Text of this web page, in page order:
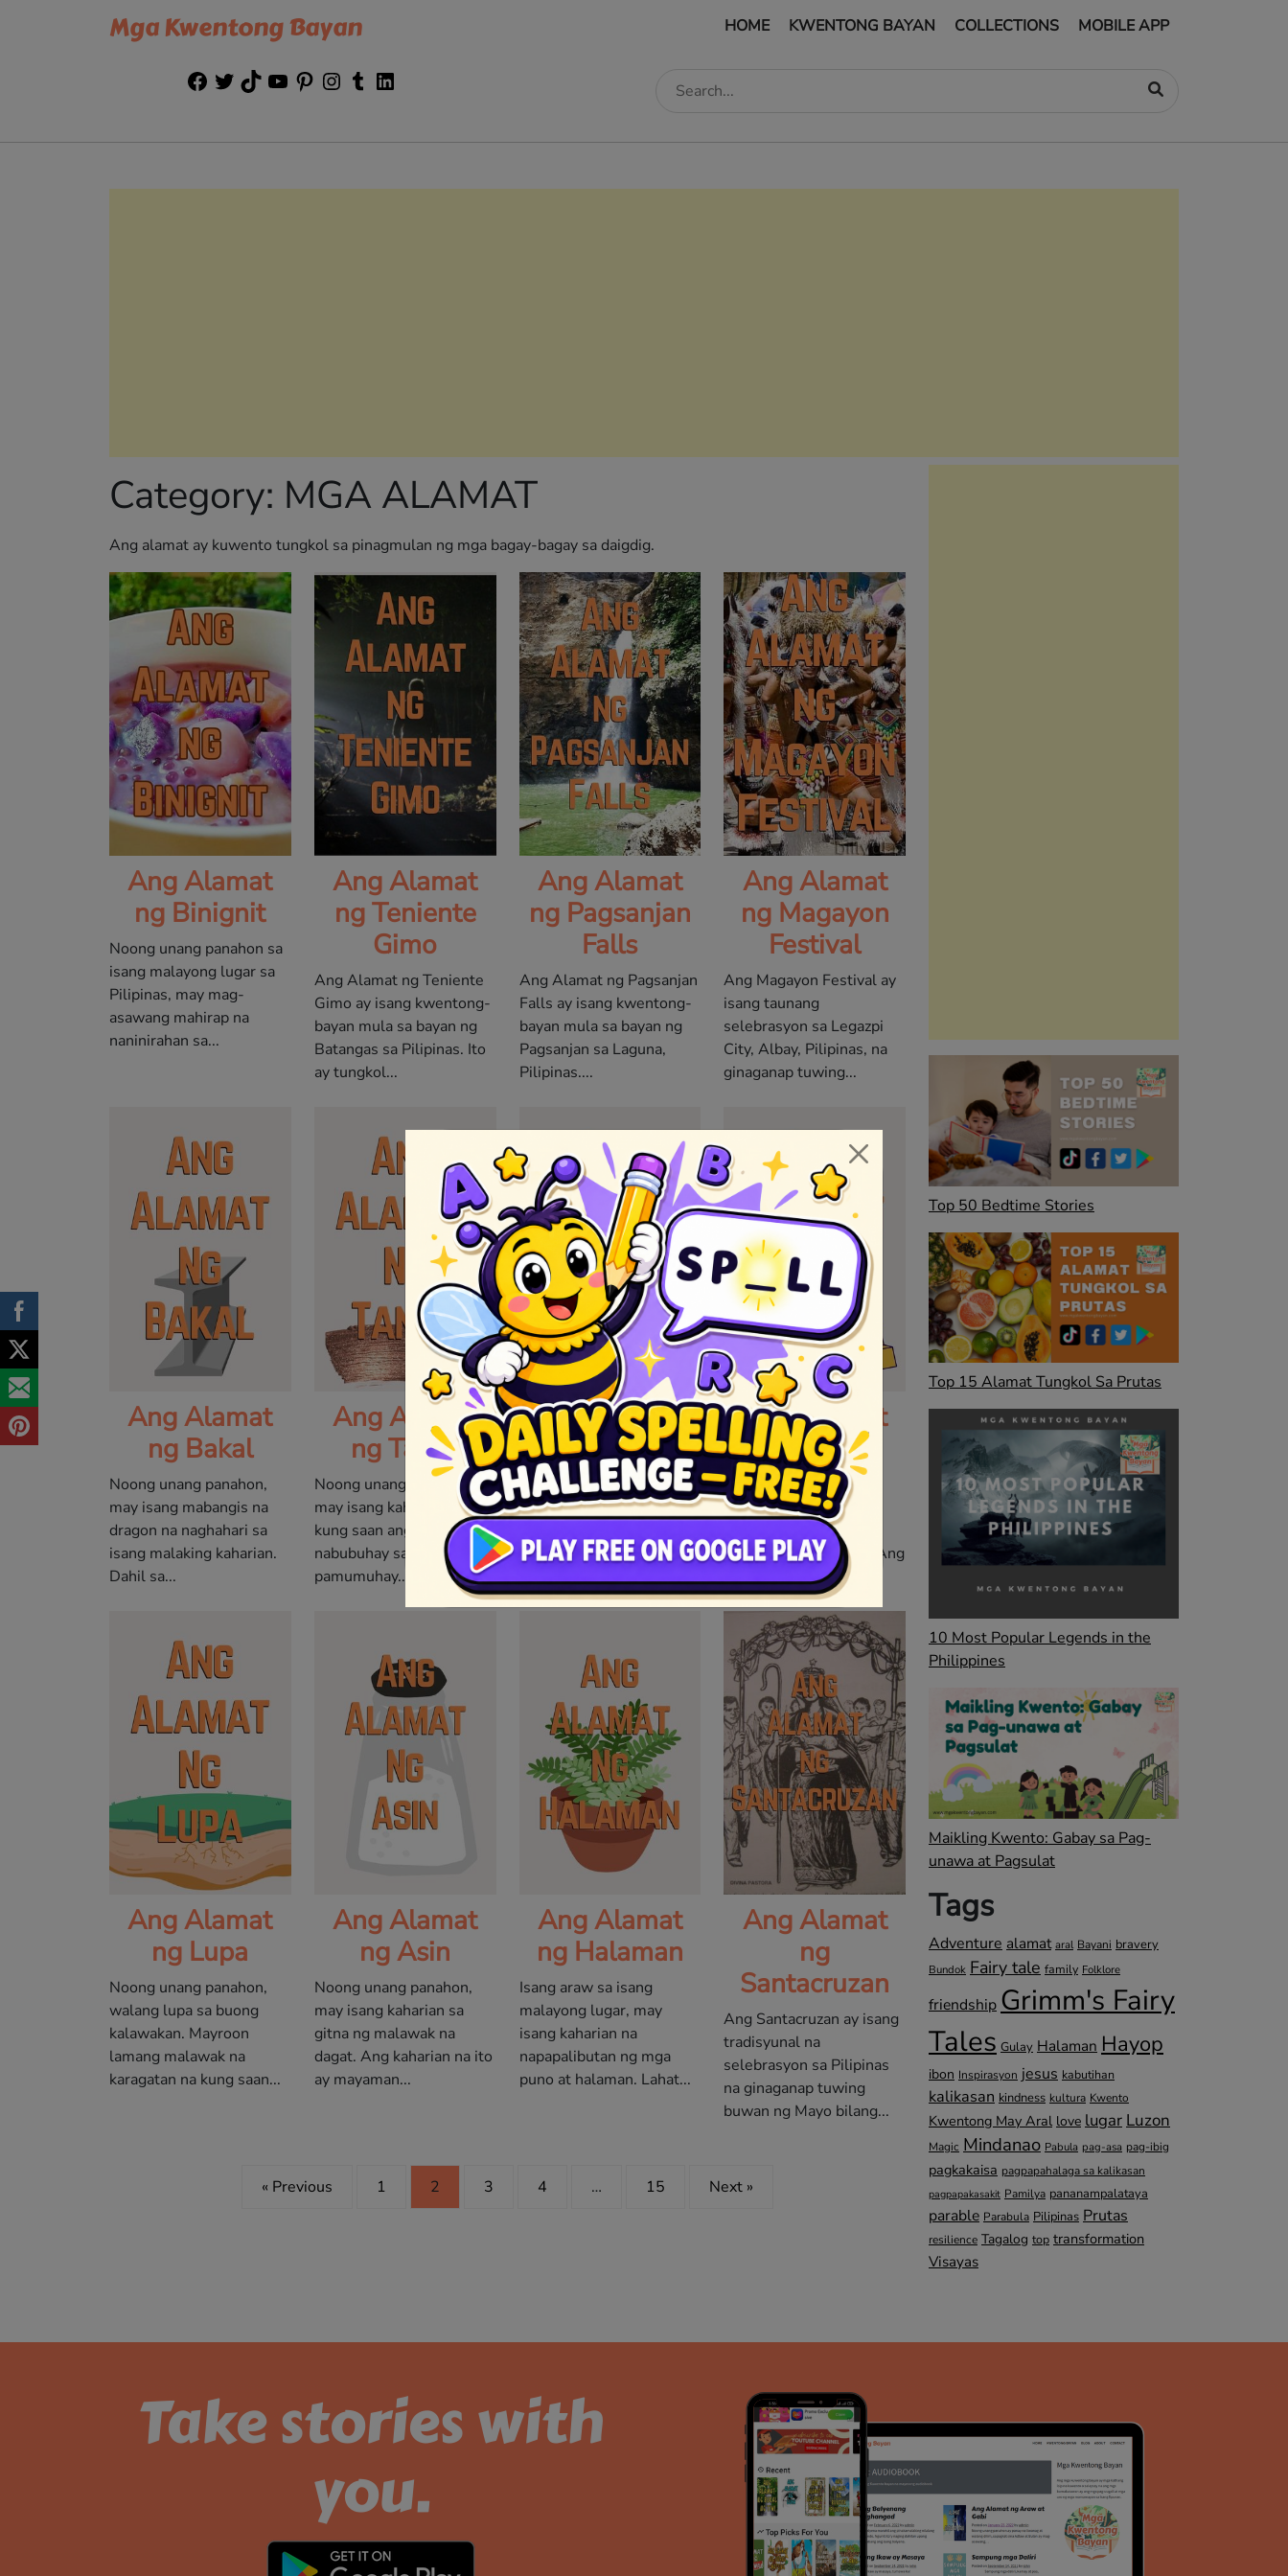
Mga Kwentong Bayan HOME KWENTONG BAYAN COLLECTIONS MOBILE APP
Facebook
TwitterTikTokYouTubePinterest
Instagram
Tumblr
Category: MGA ALAMAT
Ang alamat ay kuwento tungkol sa pinagmulan ng mga bagay-bagay sa daigdig.
Ang Alamat
ng Binignit
Noong unang panahon sa
isang malayong lugar sa
Pilipinas, may mag-
asawang mahirap na
naninirahan sa...
Ang Alamat
ng Teniente
Gimo
Ang Alamat ng Teniente
Gimo ay isang kwentong-
bayan mula sa bayan ng
Batangas sa Pilipinas. Ito
ay tungkol...
Ang Alamat
ng Pagsanjan
Falls
Ang Alamat ng Pagsanjan
Falls ay isang kwentong-
bayan mula sa bayan ng
Pagsanjan sa Laguna,
Pilipinas....
Ang Alamat
ng Magayon
Festival
Ang Magayon Festival ay
isang taunang
selebrasyon sa Legazpi
City, Albay, Pilipinas, na
ginaganap tuwing...
Ang Alamat
ng Bakal
Noong unang panahon,
may isang mabangis na
dragon na naghahari sa
isang malaking kaharian.
Dahil sa...
Ang Alamat
ng Tanso
Noong unang panahon,
may isang kaharian na
kung saan ang mga tao ay
nabubuhay sa payapang
pamumuhay....
Ang Alamat
ng Pilak
Noong unang panahon,
may isang kaharian na
mga tao ay masaya at
payapa. Ang kanilang...
Ang Alamat
ng Ginto
Noong unang panahon,
may isang kaharian na
kung saan ang lahat ng
mga tao ay mayaman. Ang
kanilang mga...
Ang Alamat
ng Lupa
Noong unang panahon,
walang lupa sa buong
kalawakan. Mayroon
lamang malawak na
karagatan na kung saan...
Ang Alamat
ng Asin
Noong unang panahon,
may isang kaharian sa
gitna ng malawak na
dagat. Ang kaharian na ito
ay mayaman...
Ang Alamat
ng Halaman
Isang araw sa isang
malayong lugar, may
isang kaharian na
napapalibutan ng mga
puno at halaman. Lahat...
Ang Alamat
ng
Santacruzan
Ang Santacruzan ay isang
tradisyunal na
selebrasyon sa Pilipinas
na ginaganap tuwing
buwan ng Mayo bilang...
« Previous 1 2 3 4 … 15 Next »
Top 50 Bedtime Stories
Top 15 Alamat Tungkol Sa Prutas
10 Most Popular Legends in the
Philippines
Maikling Kwento: Gabay sa Pag-
unawa at Pagsulat
Tags
Adventure alamat aral Bayani bravery
Bundok Fairy tale family Folklore
friendship Grimm's Fairy
Tales Gulay Halaman Hayop
ibon Inspirasyon jesus kabutihan
kalikasan kindness kultura Kwento
Kwentong May Aral love lugar Luzon
Magic Mindanao Pabula pag-asa pag-ibig
pagkakaisa pagpapahalaga sa kalikasan
pagpapakasakit Pamilya pananampalataya
parable Parabula Pilipinas Prutas
resilience Tagalog top transformation
Visayas
Take stories with
you.